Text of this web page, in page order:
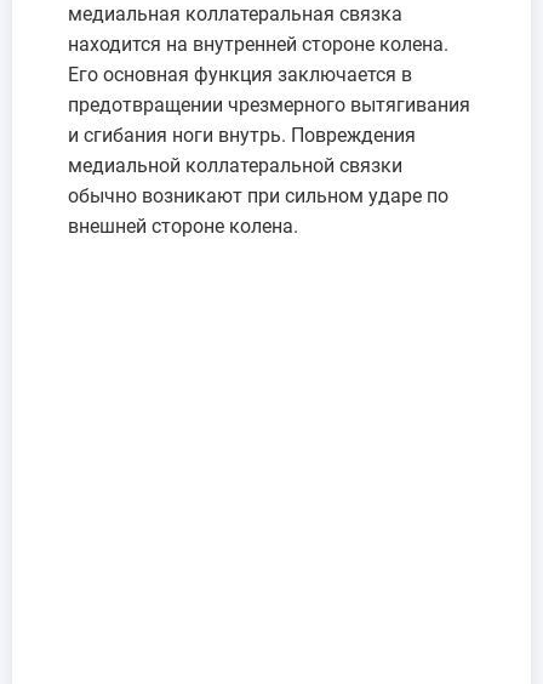
медиальная коллатеральная связка
находится на внутренней стороне колена.
Его основная функция заключается в
предотвращении чрезмерного вытягивания
и сгибания ноги внутрь. Повреждения
медиальной коллатеральной связки
обычно возникают при сильном ударе по
внешней стороне колена.